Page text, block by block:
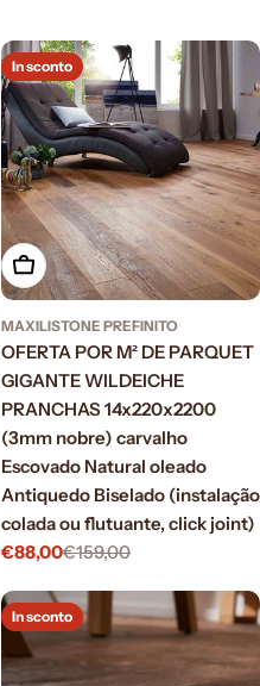
In sconto
Aggiungi al carrello
MAXILISTONE PREFINITO
OFERTA POR M² DE PARQUET
GIGANTE WILDEICHE
PRANCHAS 14x220x2200
(3mm nobre) carvalho
Escovado Natural oleado
Antiquedo Biselado (instalação
colada ou flutuante, click joint)
Prezzo
vendita
€88,00
Prezzo€159,00
In sconto